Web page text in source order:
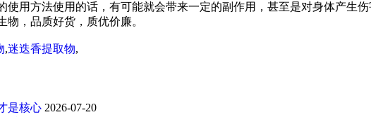
用方法使用的话，有可能就会带来一定的副作用，甚至是对身体产生
，品质好货，质优价廉。
,迷迭香提取物,
是核心 2026-07-20